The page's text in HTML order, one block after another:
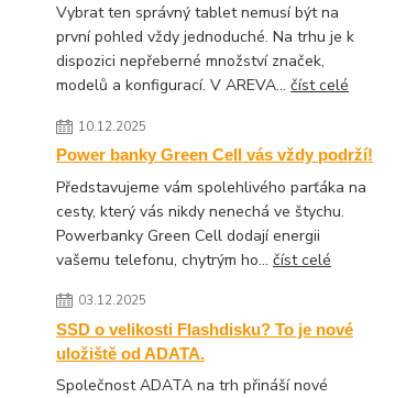
Vybrat ten správný tablet nemusí být na
první pohled vždy jednoduché. Na trhu je k
dispozici nepřeberné množství značek,
modelů a konfigurací. V AREVA...číst celé
10.12.2025
Power banky Green Cell vás vždy podrží!
Představujeme vám spolehlivého parťáka na
cesty, který vás nikdy nenechá ve štychu.
Powerbanky Green Cell dodají energii
vašemu telefonu, chytrým ho...číst celé
03.12.2025
SSD o velikosti Flashdisku? To je nové
uložiště od ADATA.
Společnost ADATA na trh přináší nové